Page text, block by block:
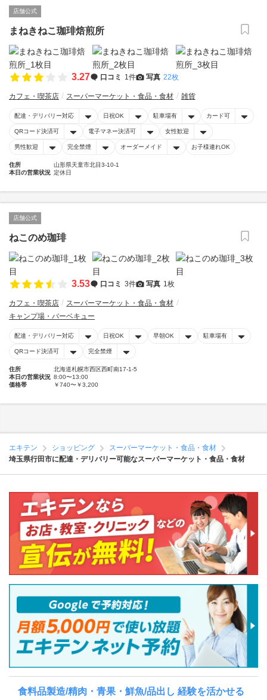
店舗公式
まねきねこ珈琲焙煎所
3.27 口コミ 1件 写真 22枚
カフェ・喫茶店 スーパーマーケット・食品・食材 雑貨
配達・デリバリー対応 日祝OK 駐車場有 カード可
QRコード決済可 電子マネー決済可 女性歓迎
男性歓迎 完全禁煙 オーダーメイド お子様連れOK
住所
山形県天童市北目3-10-1
本日の営業状況 定休日
店舗公式
ねこのめ珈琲
3.53 口コミ 3件 写真 1枚
カフェ・喫茶店
スーパーマーケット・食品・食材
キャンプ場・バーベキュー
配達・デリバリー対応 日祝OK 早朝OK 駐車場有
QRコード決済可 完全禁煙
住所
北海道札幌市西区西町南17-1-5
本日の営業状況 8:00〜13:00
価格帯
￥740〜￥3,200
エキテン ショッピング
スーパーマーケット・食品・食材
埼玉県行田市に配達・デリバリー可能なスーパーマーケット・食品・食材
食料品製造/精肉・青果・鮮魚/品出し 経験を活かせる